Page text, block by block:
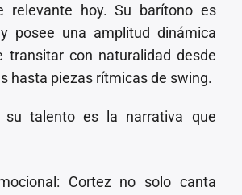
relevante hoy. Su barítono es
posee una amplitud dinámica
transitar con naturalidad desde
hasta piezas rítmicas de swing.
su talento es la narrativa que
Cortez no solo canta